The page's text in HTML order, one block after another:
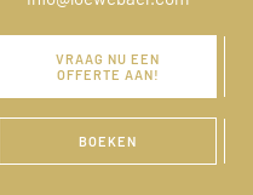
VRAAG NU EEN
OFFERTE AAN!
BOEKEN